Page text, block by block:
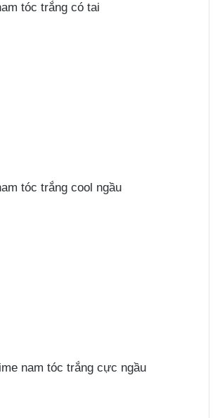
tóc trắng có tai
tóc trắng cool ngầu
nam tóc trắng cực ngầu